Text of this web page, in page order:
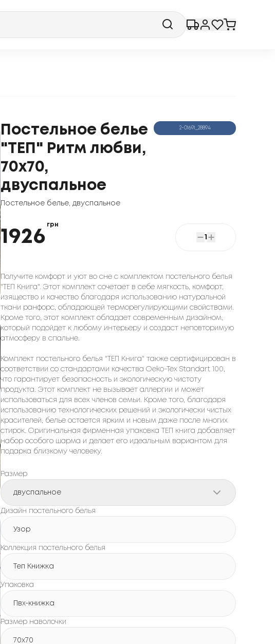
Постельное белье
"ТЕП" Ритм любви,
70x70,
двуспальное
Постельное белье двуспальное
2-01691_28894
1926
грн
1
Получите комфорт и уют во сне с комплектом постельного белья
"ТЕП Книга". Этот комплект сочетает в себе мягкость, комфорт,
изящество и качество благодаря использованию натуральной
ткани ранфорс, обладающей терморегулирующими свойствами.
Кроме того, этот комплект обладает современным дизайном,
который подойдет к любому интерьеру и создаст неповторимую
атмосферу в спальне.
Комплект постельного белья "ТЕП Книга" также сертифицирован в
соответствии со стандартами качества Oeko-Tex Standart 100,
что гарантирует безопасность и экологическую чистоту
продукта. Этот комплект не вызывает аллергии и может
использоваться для всех членов семьи. Кроме того, благодаря
использованию технологических решений и экологически чистых
красителей, белье остается ярким и новым даже после многих
стирок. Оригинальная фирменная упаковка ТЕП книга добавляет
набор особого шарма и делает его идеальным вариантом для
подарка близкому человеку.
Размер
двуспальное
Дизайн постельного белья
Узор
Коллекция постельного белья
Теп Книжка
Упаковка
Пвх-книжка
Размер наволочки
70x70